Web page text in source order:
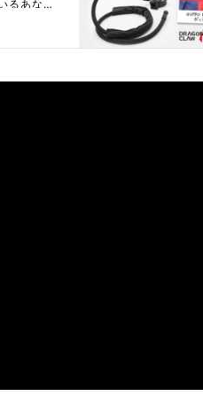
るあな